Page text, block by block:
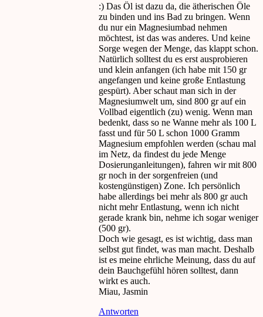
:) Das Öl ist dazu da, die ätherischen Öle
zu binden und ins Bad zu bringen. Wenn
du nur ein Magnesiumbad nehmen
möchtest, ist das was anderes. Und keine
Sorge wegen der Menge, das klappt schon.
Natürlich solltest du es erst ausprobieren
und klein anfangen (ich habe mit 150 gr
angefangen und keine große Entlastung
gespürt). Aber schaut man sich in der
Magnesiumwelt um, sind 800 gr auf ein
Vollbad eigentlich (zu) wenig. Wenn man
bedenkt, dass so ne Wanne mehr als 100 L
fasst und für 50 L schon 1000 Gramm
Magnesium empfohlen werden (schau mal
im Netz, da findest du jede Menge
Dosierunganleitungen), fahren wir mit 800
gr noch in der sorgenfreien (und
kostengünstigen) Zone. Ich persönlich
habe allerdings bei mehr als 800 gr auch
nicht mehr Entlastung, wenn ich nicht
gerade krank bin, nehme ich sogar weniger
(500 gr).
Doch wie gesagt, es ist wichtig, dass man
selbst gut findet, was man macht. Deshalb
ist es meine ehrliche Meinung, dass du auf
dein Bauchgefühl hören solltest, dann
wirkt es auch.
Miau, Jasmin
Antworten